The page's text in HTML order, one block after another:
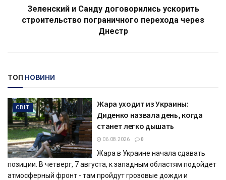
Зеленский и Санду договорились ускорить
строительство пограничного перехода через
Днестр
ТОП НОВИНИ
СВІТ
Жара уходит из Украины:
Диденко назвала день, когда
станет легко дышать
06.08.2026 0
Жара в Украине начала сдавать
позиции. В четверг, 7 августа, к западным областям подойдет
атмосферный фронт - там пройдут грозовые дожди и